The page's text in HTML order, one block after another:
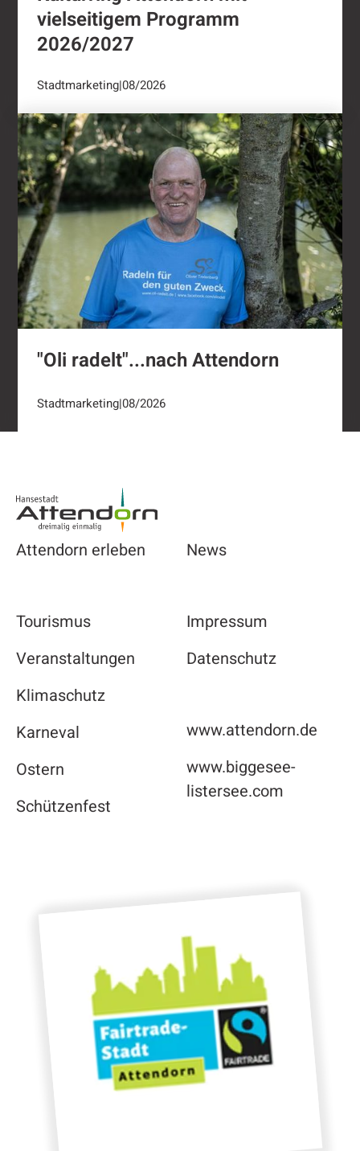
vielseitigem Programm
2026/2027
Stadtmarketing|08/2026
"Oli radelt"...nach Attendorn
"Oli radelt"...nach Attendorn
Stadtmarketing|08/2026
Attendorn erleben
Tourismus
Veranstaltungen
Klimaschutz
Karneval
Ostern
Schützenfest
News
Impressum
Datenschutz
www.attendorn.de
www.biggesee-
listersee.com